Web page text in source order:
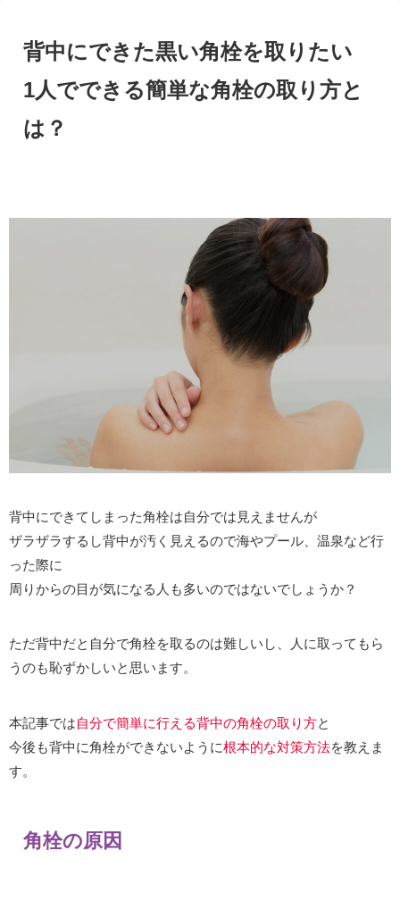
背中にできた黒い角栓を取りたい
1人でできる簡単な角栓の取り方と
は？
背中にできてしまった角栓は自分では見えませんが
ザラザラするし背中が汚く見えるので海やプール、温泉など行
った際に
周りからの目が気になる人も多いのではないでしょうか？
ただ背中だと自分で角栓を取るのは難しいし、人に取ってもら
うのも恥ずかしいと思います。
本記事では自分で簡単に行える背中の角栓の取り方と
今後も背中に角栓ができないように根本的な対策方法を教えま
す。
角栓の原因